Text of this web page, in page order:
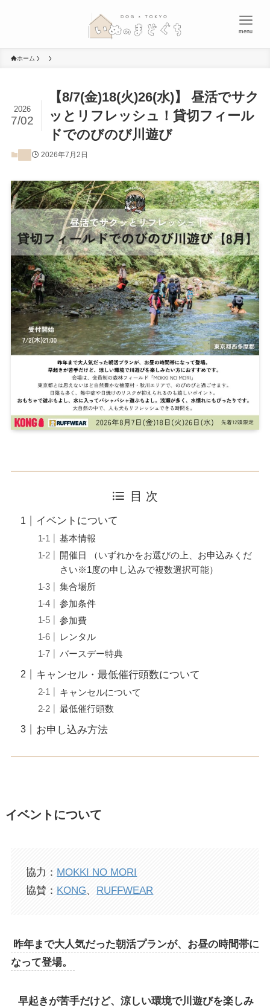
menu
ホーム
【8/7(金)18(火)26(水)】 昼活でサク
ッとリフレッシュ！貸切フィール
ドでのびのび川遊び
2026
7/02
2026年7月2日
目 次
イベントについて
基本情報
開催日 （いずれかをお選びの上、お申込みくだ
さい※1度の申し込みで複数選択可能）
集合場所
参加条件
参加費
レンタル
バースデー特典
キャンセル・最低催行頭数について
キャンセルについて
最低催行頭数
お申し込み方法
イベントについて
協力： MOKKI NO MORI
協賛： KONG、 RUFFWEAR
昨年まで大人気だった朝活プランが、お昼の時間帯に
なって登場。
早起きが苦手だけど、涼しい環境で川遊びを楽しみ